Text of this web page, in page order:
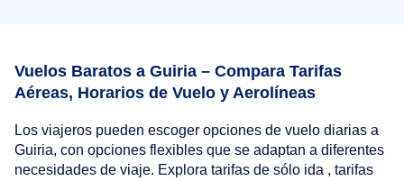
Vuelos Baratos a Guiria – Compara Tarifas
Aéreas, Horarios de Vuelo y Aerolíneas
Los viajeros pueden escoger opciones de vuelo diarias a
Guiria, con opciones flexibles que se adaptan a diferentes
necesidades de viaje. Explora tarifas de sólo ida , tarifas